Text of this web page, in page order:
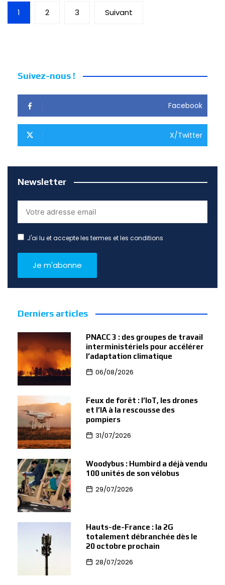
Pagination
des
1 2 3 Suivant
Suivez-nous !
Facebook
X/Twitter
Newsletter
J'ai lu et accepte les termes et les conditions
Derniers articles
PNACC 3 : des groupes de travail
interministériels pour accélérer
l’adaptation climatique
06/08/2026
Feux de forêt : l’IoT, les drones
et l’IA à la rescousse des
pompiers
31/07/2026
Woodybus : Humbird a déjà vendu
100 unités de son vélobus
29/07/2026
Hauts-de-France : la 2G
totalement débranchée dès le
20 octobre prochain
28/07/2026